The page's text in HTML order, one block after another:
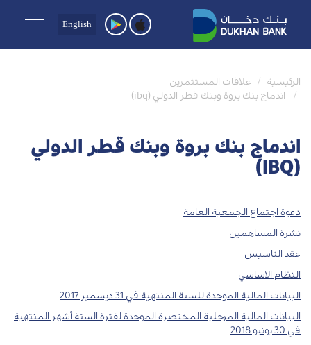
English
الرئيسية
علاقات المستثمرين
اندماج بنك بروة وبنك قطر الدولي (ibq)
اندماج بنك بروة وبنك قطر الدولي
(IBQ)
دعوة اجتماع الجمعية العامة‌
نشرة المساهمين
عقد التاسيس
النظام الاساسي
البيانات المالية الموحدة للسنة المنتهية في 31 ديسمبر 2017
البيانات المالية المرحلية المختصرة الموحدة لفثرة الستة أشهر المنتهية
في 30 يونيو 2018